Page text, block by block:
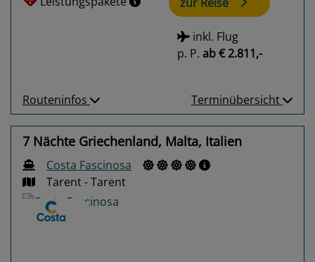
inkl. Flug
p. P. ab€ 2.811,-
Routeninfos Terminübersicht
7 Nächte Griechenland, Malta, Italien
Costa Fascinosa
Tarent - Tarent